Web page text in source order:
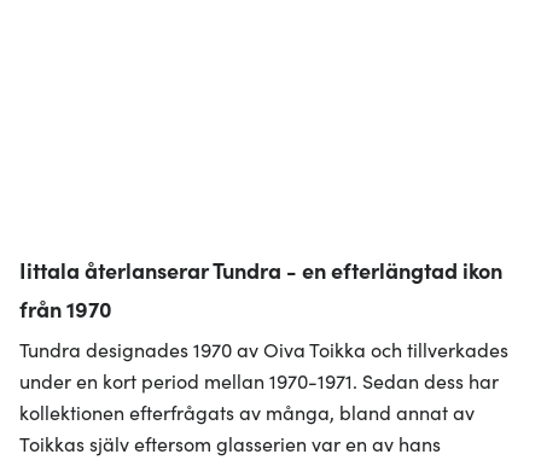
Iittala återlanserar Tundra - en efterlängtad ikon
från 1970
Tundra designades 1970 av Oiva Toikka och tillverkades
under en kort period mellan 1970-1971. Sedan dess har
kollektionen efterfrågats av många, bland annat av
Toikkas själv eftersom glasserien var en av hans